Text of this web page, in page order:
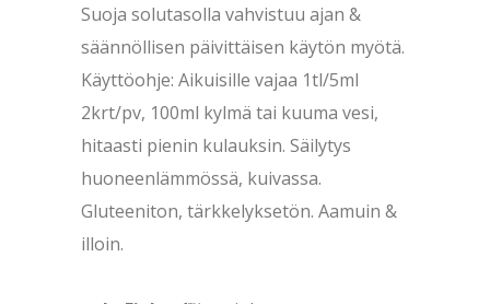
Suoja solutasolla vahvistuu ajan &
säännöllisen päivittäisen käytön myötä.
Käyttöohje: Aikuisille vajaa 1tl/5ml
2krt/pv, 100ml kylmä tai kuuma vesi,
hitaasti pienin kulauksin. Säilytys
huoneenlämmössä, kuivassa.
Gluteeniton, tärkkelyksetön. Aamuin &
illoin.